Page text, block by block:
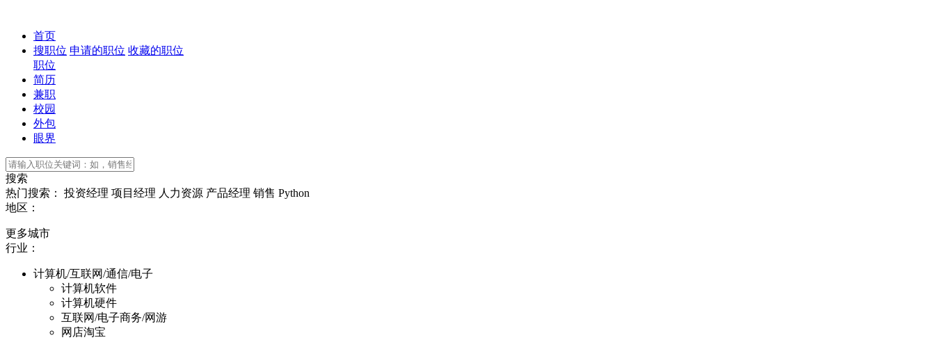
首页
搜职位 申请的职位 收藏的职位
职位
简历
兼职
校园
外包
眼界
搜索
热门搜索：
投资经理 项目经理 人力资源 产品经理 销售 Python
地区：
更多城市
行业：
计算机/互联网/通信/电子
计算机软件
计算机硬件
互联网/电子商务/网游
网店淘宝